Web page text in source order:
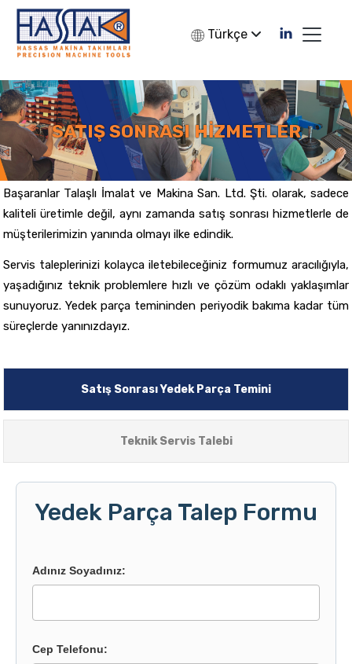
Türkçe
SATIŞ SONRASI HIZMETLER
Başaranlar Talaşlı İmalat ve Makina San. Ltd. Şti. olarak, sadece
kaliteli üretimle değil, aynı zamanda satış sonrası hizmetlerle de
müşterilerimizin yanında olmayı ilke edindik.
Servis taleplerinizi kolayca iletebileceğiniz formumuz aracılığıyla,
yaşadığınız teknik problemlere hızlı ve çözüm odaklı yaklaşımlar
sunuyoruz. Yedek parça temininden periyodik bakıma kadar tüm
süreçlerde yanınızdayız.
Satış Sonrası Yedek Parça Temini
Yedek Parça Talep Formu
Adınız Soyadınız:
Cep Telefonu:
Teknik Servis Talebi